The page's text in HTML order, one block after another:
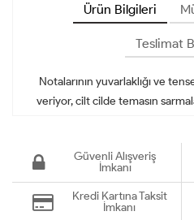
Ürün Bilgileri
Teslimat
Notalarının yuvarlaklığı ve
veriyor, cilt cilde temasın
Güvenli Alışveriş
İmkanı
Kredi Kartına Taksit
İmkanı